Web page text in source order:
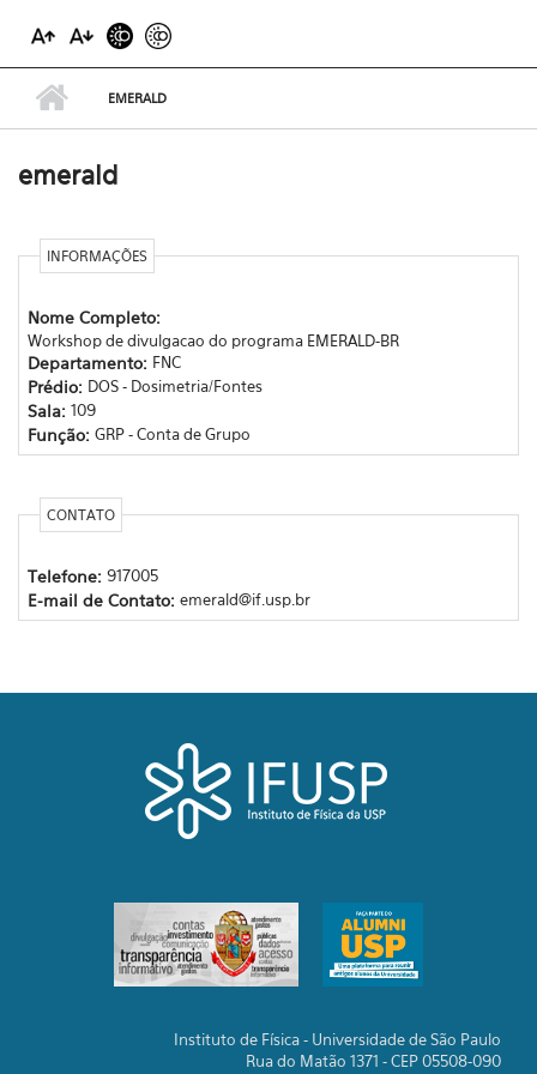
EMERALD
emerald
INFORMAÇÕES
Nome Completo:
Workshop de divulgacao do programa EMERALD-BR
Departamento: FNC
Prédio: DOS - Dosimetria/Fontes
Sala: 109
Função: GRP - Conta de Grupo
CONTATO
Telefone: 917005
E-mail de Contato: emerald@if.usp.br
Instituto de Física - Universidade de São Paulo
Rua do Matão 1371 - CEP 05508-090